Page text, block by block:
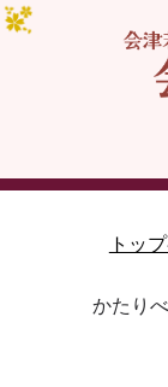
トッ
かたり